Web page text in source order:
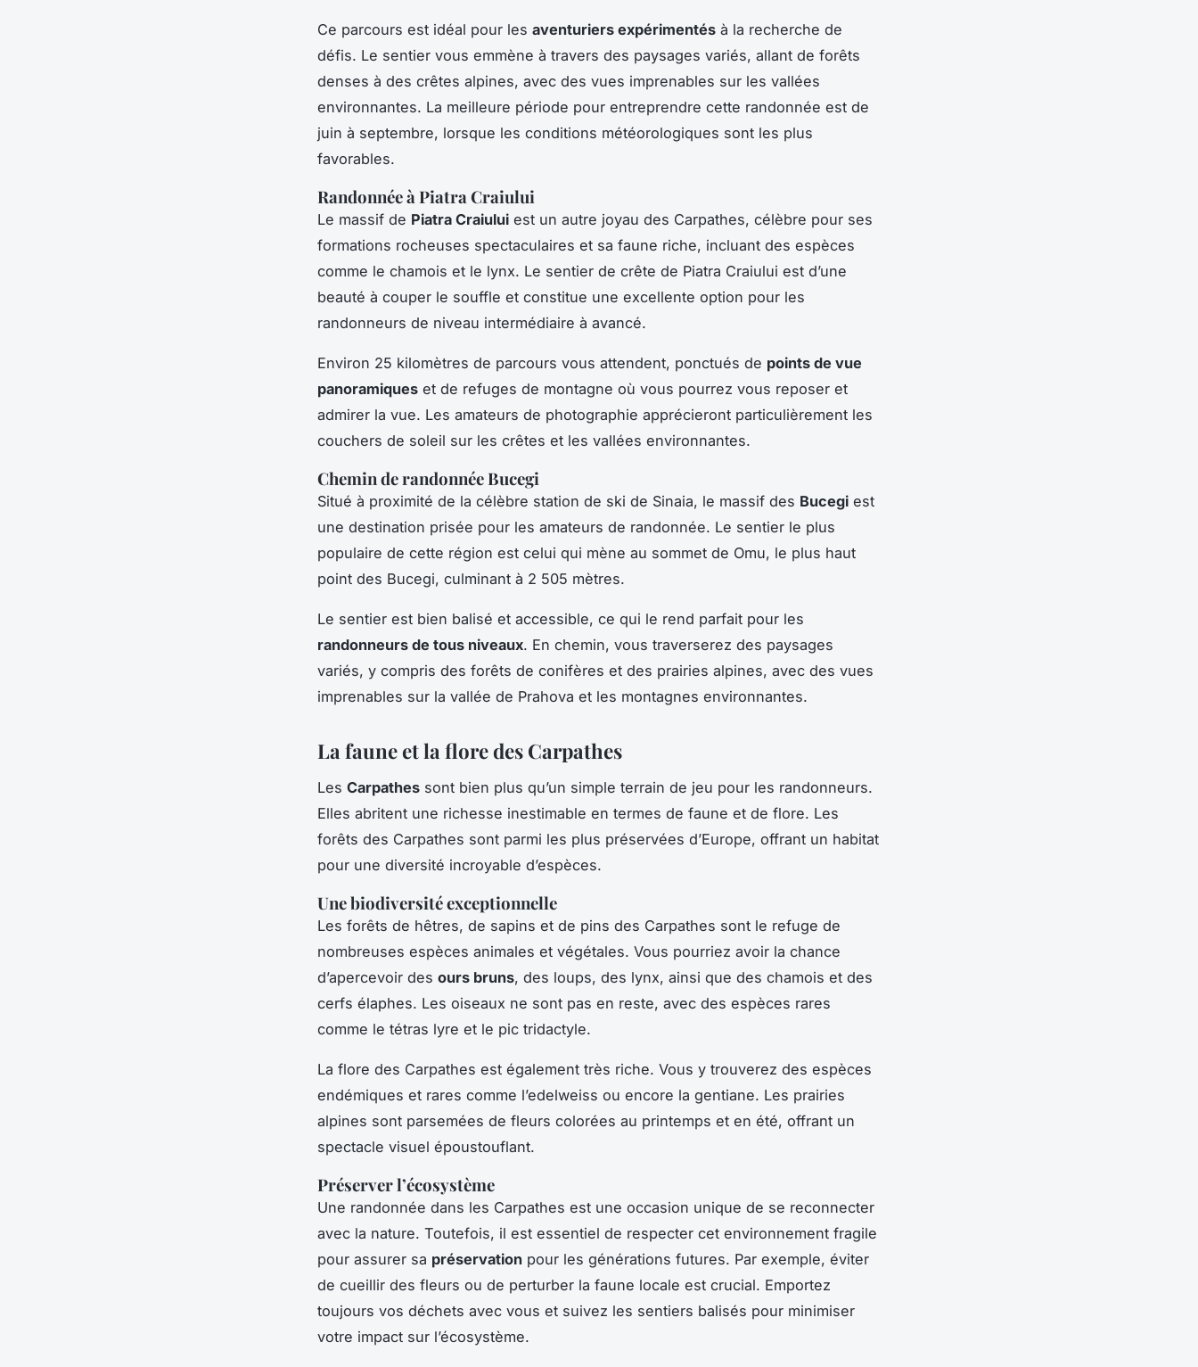
Ce parcours est idéal pour les aventuriers expérimentés à la recherche de
défis. Le sentier vous emmène à travers des paysages variés, allant de forêts
denses à des crêtes alpines, avec des vues imprenables sur les vallées
environnantes. La meilleure période pour entreprendre cette randonnée est de
juin à septembre, lorsque les conditions météorologiques sont les plus
favorables.
Randonnée à Piatra Craiului
Le massif de Piatra Craiului est un autre joyau des Carpathes, célèbre pour ses
formations rocheuses spectaculaires et sa faune riche, incluant des espèces
comme le chamois et le lynx. Le sentier de crête de Piatra Craiului est d’une
beauté à couper le souffle et constitue une excellente option pour les
randonneurs de niveau intermédiaire à avancé.
Environ 25 kilomètres de parcours vous attendent, ponctués de points de vue
panoramiques et de refuges de montagne où vous pourrez vous reposer et
admirer la vue. Les amateurs de photographie apprécieront particulièrement les
couchers de soleil sur les crêtes et les vallées environnantes.
Chemin de randonnée Bucegi
Situé à proximité de la célèbre station de ski de Sinaia, le massif des Bucegi est
une destination prisée pour les amateurs de randonnée. Le sentier le plus
populaire de cette région est celui qui mène au sommet de Omu, le plus haut
point des Bucegi, culminant à 2 505 mètres.
Le sentier est bien balisé et accessible, ce qui le rend parfait pour les
randonneurs de tous niveaux. En chemin, vous traverserez des paysages
variés, y compris des forêts de conifères et des prairies alpines, avec des vues
imprenables sur la vallée de Prahova et les montagnes environnantes.
La faune et la flore des Carpathes
Les Carpathes sont bien plus qu’un simple terrain de jeu pour les randonneurs.
Elles abritent une richesse inestimable en termes de faune et de flore. Les
forêts des Carpathes sont parmi les plus préservées d’Europe, offrant un habitat
pour une diversité incroyable d’espèces.
Une biodiversité exceptionnelle
Les forêts de hêtres, de sapins et de pins des Carpathes sont le refuge de
nombreuses espèces animales et végétales. Vous pourriez avoir la chance
d’apercevoir des ours bruns, des loups, des lynx, ainsi que des chamois et des
cerfs élaphes. Les oiseaux ne sont pas en reste, avec des espèces rares
comme le tétras lyre et le pic tridactyle.
La flore des Carpathes est également très riche. Vous y trouverez des espèces
endémiques et rares comme l’edelweiss ou encore la gentiane. Les prairies
alpines sont parsemées de fleurs colorées au printemps et en été, offrant un
spectacle visuel époustouflant.
Préserver l’écosystème
Une randonnée dans les Carpathes est une occasion unique de se reconnecter
avec la nature. Toutefois, il est essentiel de respecter cet environnement fragile
pour assurer sa préservation pour les générations futures. Par exemple, éviter
de cueillir des fleurs ou de perturber la faune locale est crucial. Emportez
toujours vos déchets avec vous et suivez les sentiers balisés pour minimiser
votre impact sur l’écosystème.